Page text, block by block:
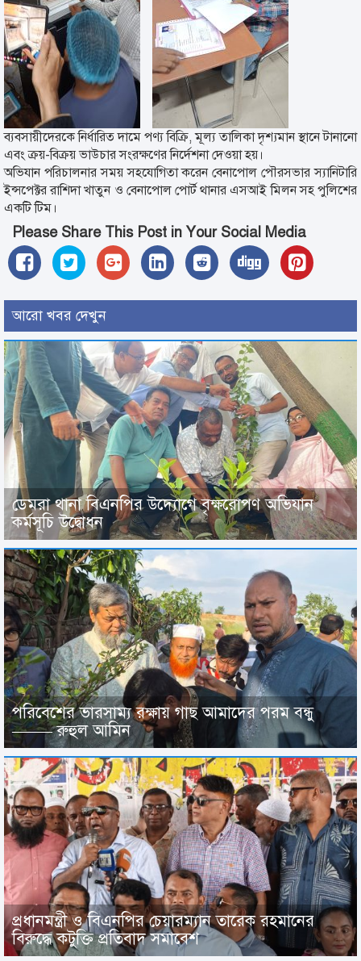
ব্যবসায়ীদেরকে নির্ধারিত দামে পণ্য বিক্রি, মূল্য তালিকা দৃশ্যমান স্থানে টানানো
এবং ক্রয়-বিক্রয় ভাউচার সংরক্ষণের নির্দেশনা দেওয়া হয়।
অভিযান পরিচালনার সময় সহযোগিতা করেন বেনাপোল পৌরসভার স্যানিটারি
ইন্সপেক্টর রাশিদা খাতুন ও বেনাপোল পোর্ট থানার এসআই মিলন সহ পুলিশের
একটি টিম।
Please Share This Post in Your Social Media
আরো খবর দেখুন
ডেমরা থানা বিএনপির উদ্যোগে বৃক্ষরোপণ অভিযান
কর্মসূচি উদ্বোধন
পরিবেশের ভারসাম্য রক্ষায় গাছ আমাদের পরম বন্ধু
——– রুহুল আমিন
প্রধানমন্ত্রী ও বিএনপির চেয়ারম্যান তারেক রহমানের
বিরুদ্ধে কটুক্তি প্রতিবাদ সমাবেশ